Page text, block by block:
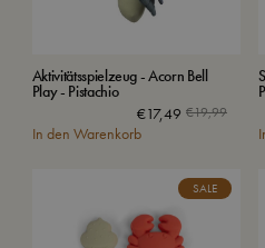
Aktivitätsspielzeug - Acorn Bell
Play - Pistachio
€19,99
€19,99
€17,49
€17,49.
In den Warenkorb
SALE